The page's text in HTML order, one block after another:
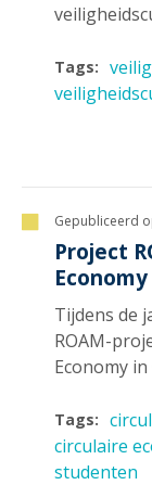
Tags:
Gepubliceerd
Project
Tijdens de
ROAM-
Economy
Tags:
circulaire
studenten